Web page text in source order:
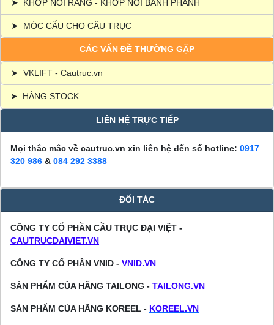
➤ KHỚP NỐI RĂNG - KHỚP NỐI BÁNH PHANH
➤ MÓC CẨU CHO CẦU TRỤC
CÁC VẤN ĐỀ THƯỜNG GẶP
➤ VKLIFT - Cautruc.vn
➤ HÀNG STOCK
LIÊN HỆ TRỰC TIẾP
Mọi thắc mắc về cautruc.vn xin liên hệ đến số hotline: 0917
320 986 & 084 292 3388
ĐỐI TÁC
CÔNG TY CỔ PHẦN CẦU TRỤC ĐẠI VIỆT -
CAUTRUCDAIVIET.VN
CÔNG TY CỔ PHẦN VNID - VNID.VN
SẢN PHẨM CỦA HÃNG TAILONG - TAILONG.VN
SẢN PHẨM CỦA HÃNG KOREEL - KOREEL.VN